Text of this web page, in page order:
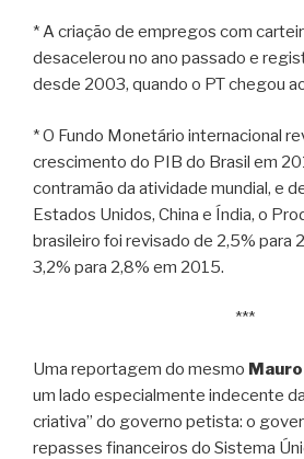
* A criação de empregos com
desacelerou no ano passado e
desde 2003, quando o PT chegou
* O Fundo Monetário internacional
crescimento do PIB do Brasil em
contramão da atividade mundial, e
Estados Unidos, China e Índia, o
brasileiro foi revisado de 2,5% para
3,2% para 2,8% em 2015.
***
Uma reportagem do mesmo
um lado especialmente indecente
criativa” do governo petista: o
repasses financeiros do Sistema